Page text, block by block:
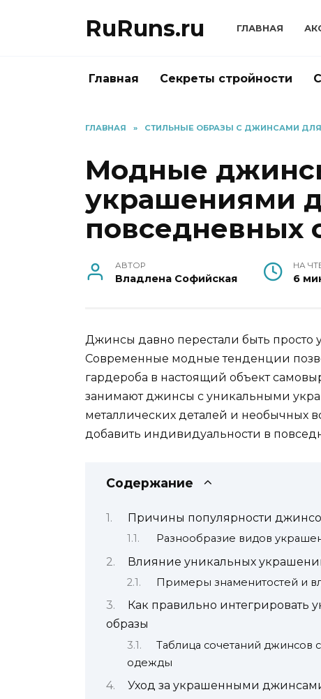
RuRuns.ru ГЛАВНАЯ
Главная Секреты стройности
ГЛАВНАЯ » СТИЛЬНЫЕ ОБРАЗЫ С ДЖИНСАМИ
Модные
украшениями
повседневных
АВТОР
Владлена Софийская
НА
6
Джинсы давно перестали быть
Современные модные тенденции
гардероба в настоящий объект
занимают джинсы с уникальными
металлических деталей и необычных
добавить индивидуальности в
Содержание
Причины популярности
Разнообразие видов
Влияние уникальных
Примеры знаменитостей и
Как правильно
образы
Таблица сочетаний
одежды
Уход за украшенными